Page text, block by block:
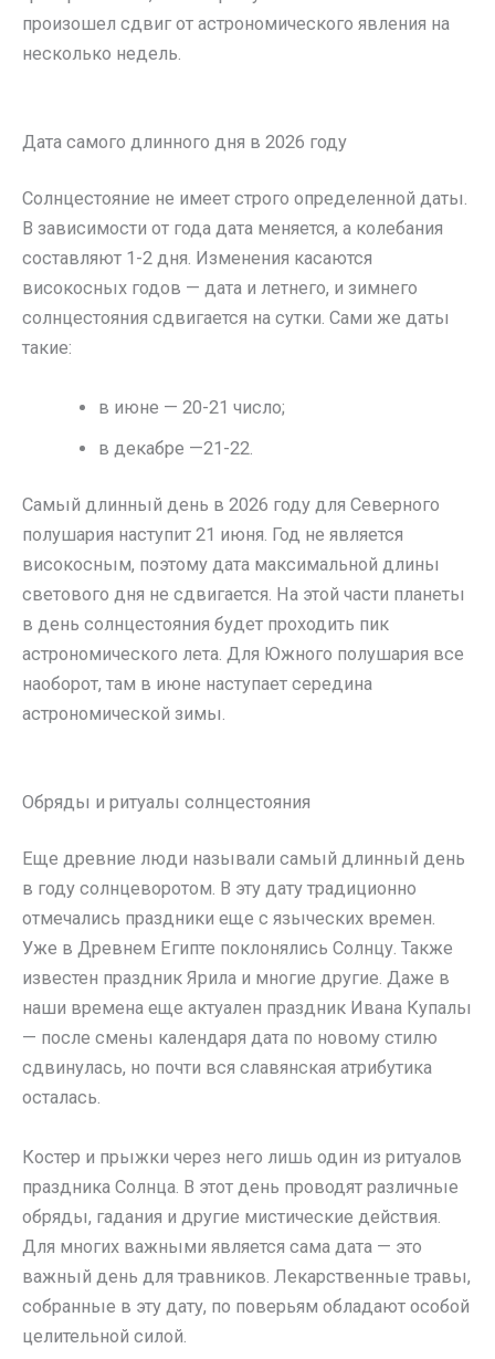
произошел сдвиг от астрономического явления на
несколько недель.
Дата самого длинного дня в 2026 году
Солнцестояние не имеет строго определенной даты.
В зависимости от года дата меняется, а колебания
составляют 1-2 дня. Изменения касаются
високосных годов — дата и летнего, и зимнего
солнцестояния сдвигается на сутки. Сами же даты
такие:
в июне — 20-21 число;
в декабре —21-22.
Самый длинный день в 2026 году для Северного
полушария наступит 21 июня. Год не является
високосным, поэтому дата максимальной длины
светового дня не сдвигается. На этой части планеты
в день солнцестояния будет проходить пик
астрономического лета. Для Южного полушария все
наоборот, там в июне наступает середина
астрономической зимы.
Обряды и ритуалы солнцестояния
Еще древние люди называли самый длинный день
в году солнцеворотом. В эту дату традиционно
отмечались праздники еще с языческих времен.
Уже в Древнем Египте поклонялись Солнцу. Также
известен праздник Ярила и многие другие. Даже в
наши времена еще актуален праздник Ивана Купалы
— после смены календаря дата по новому стилю
сдвинулась, но почти вся славянская атрибутика
осталась.
Костер и прыжки через него лишь один из ритуалов
праздника Солнца. В этот день проводят различные
обряды, гадания и другие мистические действия.
Для многих важными является сама дата — это
важный день для травников. Лекарственные травы,
собранные в эту дату, по поверьям обладают особой
целительной силой.